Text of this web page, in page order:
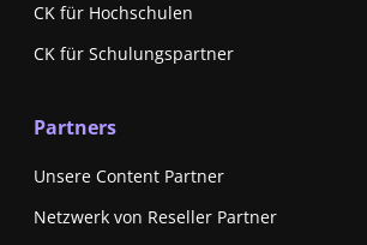
CK für Hochschulen
CK für Schulungspartner
Partners
Unsere Content Partner
Netzwerk von Reseller Partner